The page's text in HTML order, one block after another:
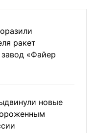
ракет
«Файер
новые